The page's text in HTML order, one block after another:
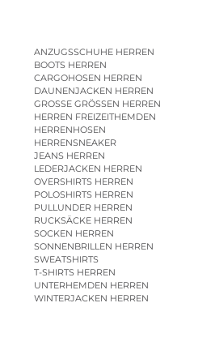
ANZUGSSCHUHE HERREN
BOOTS HERREN
CARGOHOSEN HERREN
DAUNENJACKEN HERREN
GROSSE GRÖSSEN HERREN
HERREN FREIZEITHEMDEN
HERRENHOSEN
HERRENSNEAKER
JEANS HERREN
LEDERJACKEN HERREN
OVERSHIRTS HERREN
POLOSHIRTS HERREN
PULLUNDER HERREN
RUCKSÄCKE HERREN
SOCKEN HERREN
SONNENBRILLEN HERREN
SWEATSHIRTS
T-SHIRTS HERREN
UNTERHEMDEN HERREN
WINTERJACKEN HERREN